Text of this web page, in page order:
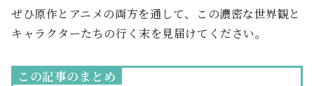
ぜひ原作とアニメの両方を通して、この濃密な世界観と
キャラクターたちの行く末を見届けてください。
この記事のまとめ